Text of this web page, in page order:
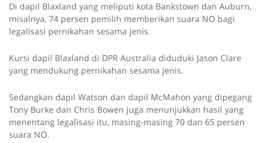
s
a
b
e
y
u
r
s
c
Di dapil Blaxland yang meliputi kota Bankstown dan Auburn,
misalnya, 74 persen pemilih memberikan suara NO bagi
legalisasi pernikahan sesama jenis.
Kursi dapil Blaxland di DPR Australia diduduki Jason Clare
yang mendukung pernikahan sesama jenis.
Sedangkan dapil Watson dan dapil McMahon yang dipegang
Tony Burke dan Chris Bowen juga menunjukkan hasil yang
menentang legalisasi itu, masing-masing 70 dan 65 persen
suara NO.